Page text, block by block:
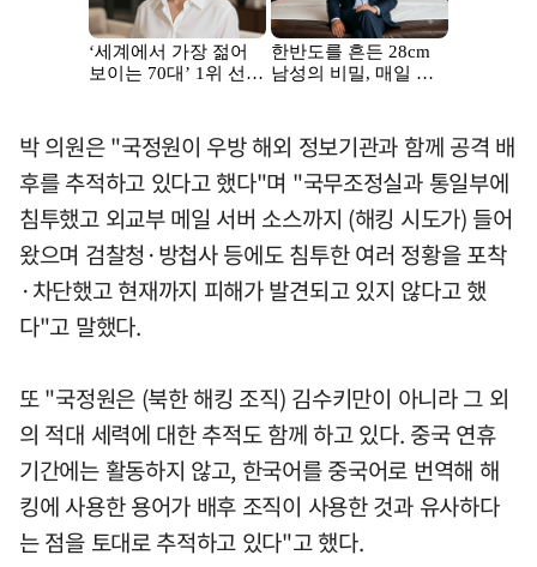
박 의원은 "국정원이 우방 해외 정보기관과 함께 공격 배
후를 추적하고 있다고 했다"며 "국무조정실과 통일부에
침투했고 외교부 메일 서버 소스까지 (해킹 시도가) 들어
왔으며 검찰청·방첩사 등에도 침투한 여러 정황을 포착
·차단했고 현재까지 피해가 발견되고 있지 않다고 했
다"고 말했다.
또 "국정원은 (북한 해킹 조직) 김수키만이 아니라 그 외
의 적대 세력에 대한 추적도 함께 하고 있다. 중국 연휴
기간에는 활동하지 않고, 한국어를 중국어로 번역해 해
킹에 사용한 용어가 배후 조직이 사용한 것과 유사하다
는 점을 토대로 추적하고 있다"고 했다.